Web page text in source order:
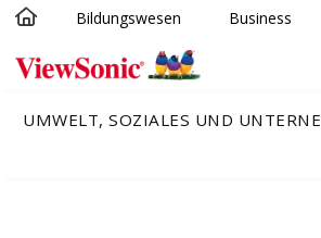
Skip to main content
Bildungswesen Business
UMWELT, SOZIALES UND